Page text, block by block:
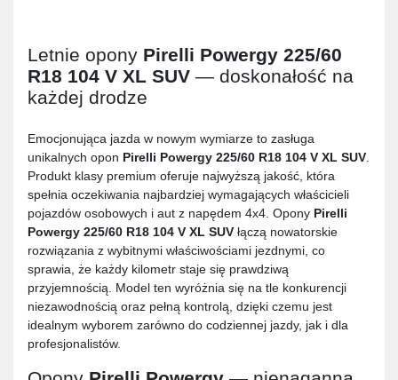
Letnie opony Pirelli Powergy 225/60
R18 104 V XL SUV — doskonałość na
każdej drodze
Emocjonująca jazda w nowym wymiarze to zasługa
unikalnych opon Pirelli Powergy 225/60 R18 104 V XL SUV
Produkt klasy premium oferuje najwyższą jakość, która
spełnia oczekiwania najbardziej wymagających właścicieli
pojazdów osobowych i aut z napędem 4x4. Opony Pirelli
Powergy 225/60 R18 104 V XL SUV łączą nowatorskie
rozwiązania z wybitnymi właściwościami jezdnymi, co
sprawia, że każdy kilometr staje się prawdziwą
przyjemnością. Model ten wyróżnia się na tle konkurencji
niezawodnością oraz pełną kontrolą, dzięki czemu jest
idealnym wyborem zarówno do codziennej jazdy, jak i dla
profesjonalistów.